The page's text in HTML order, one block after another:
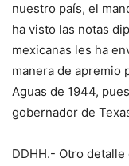
nuestro país, el
ha visto las notas
mexicanas les ha
manera de apremio
Aguas de 1944,
gobernador de
DDHH.- Otro